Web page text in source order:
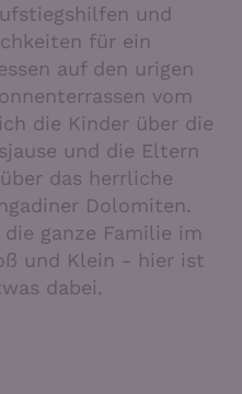
und
für ein
auf den urigen
vom
die Kinder über die
und die Eltern
das herrliche
Dolomiten.
ganze Familie im
und Klein - hier ist
dabei.